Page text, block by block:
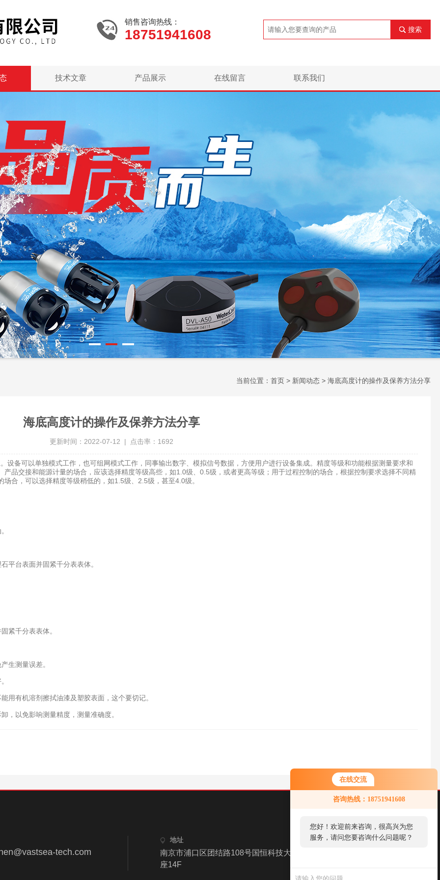
在线交流
咨询热线：18751941608
您好！欢迎前来咨询，很高兴为您
服务，请问您要咨询什么问题呢？
销售咨询热线：
18751941608 搜索
技术文章 产品展示 在线留言 联系我们
当前位置： 首页 > 新闻动态 > 海底高度计的操作及保养方法分享
海底高度计的操作及保养方法分享
更新时间：2022-07-12 | 点击率：1692
设备可以单独模式工作，也可组网模式工作，同事输出数字、模拟信号数据，方便用户进行设备集成。精度等级和功能根据测量要求和
品交接和能源计量的场合，应该选择精度等级高些，如1.0级、0.5级，或者更高等级；用于过程控制的场合，根据控制要求选择不同精
合，可以选择精度等级稍低的，如1.5级、2.5级，甚至4.0级。
台表面并固紧千分表表体。
紧千分表表体。
生测量误差。
有机溶剂擦拭油漆及塑胶表面，这个要切记。
以免影响测量精度，测量准确度。
tech.com
地址
南京市浦口区团结路108号国恒科技大厦A
座14F